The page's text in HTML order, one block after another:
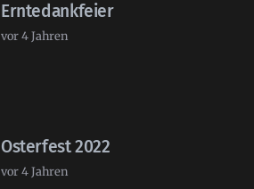
Erntedankfeier
vor 4 Jahren
Osterfest 2022
vor 4 Jahren